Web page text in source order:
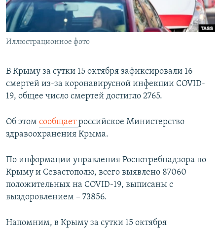
ПОБЕДИТЕЛЕЙ НЕ СУДЯТ?
КРЫМ.НЕПОКОРЕННЫЙ
ELIFBE
ПРИСОЕДИНЯЙТЕСЬ!
Все сайты RFE/RL
Иллюстрационное фото
В Крыму за сутки 15 октября зафиксировали 16
смертей из-за коронавирусной инфекции COVID-
19, общее число смертей достигло 2765.
Об этом сообщает российское Министерство
здравоохранения Крыма.
По информации управления Роспотребнадзора по
Крыму и Севастополю, всего выявлено 87060
положительных на COVID-19, выписаны с
выздоровлением – 73856.
Напомним, в Крыму за сутки 15 октября